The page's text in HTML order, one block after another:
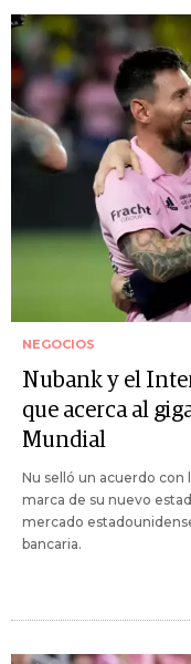
NEGOCIOS
Nubank y el
que acerca al
Mundial
Nu selló un acuerdo con
marca de su nuevo
mercado
bancaria.